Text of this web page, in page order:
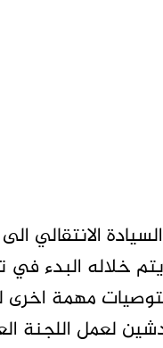
الانتقالي
خلاله البدء
مهمة اخرى
لعمل اللجنة